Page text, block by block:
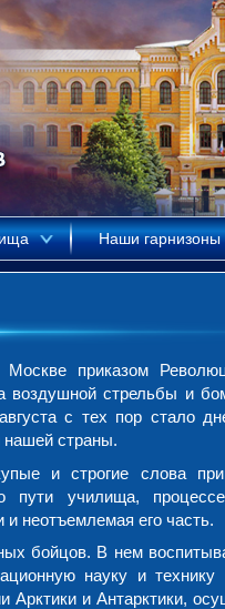
Наши гарнизоны
приказом
воздушной стрельбы и
с тех пор стало
страны.
и строгие слова
училища,
и неотъемлемая его часть.
бойцов. В нем
науку и
и Антарктики,